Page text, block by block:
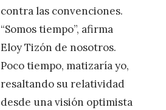
contra las convenciones.
“Somos tiempo”, afirma
Eloy Tizón de nosotros.
Poco tiempo, matizaría yo,
resaltando su relatividad
desde una visión optimista